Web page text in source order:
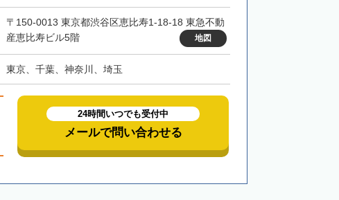
〒150-0013 東京都渋谷区恵比寿1-18-18 東急不動
産恵比寿ビル5階
地図
東京、千葉、神奈川、埼玉
24時間いつでも受付中
メールで問い合わせる